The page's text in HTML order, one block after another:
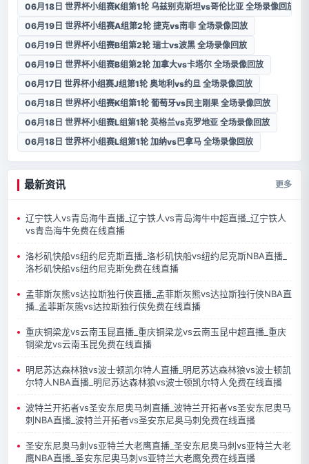
06月18日 世界杯小组赛K组第1轮 乌兹别克斯坦vs哥伦比亚 全场录像回放
06月19日 世界杯小组赛A组第2轮 捷克vs南非 全场录像回放
06月19日 世界杯小组赛B组第2轮 瑞士vs波黑 全场录像回放
06月19日 世界杯小组赛B组第2轮 加拿大vs卡塔尔 全场录像回放
06月17日 世界杯小组赛J组第1轮 奥地利vs约旦 全场录像回放
06月18日 世界杯小组赛K组第1轮 葡萄牙vs民主刚果 全场录像回放
06月18日 世界杯小组赛L组第1轮 英格兰vs克罗地亚 全场录像回放
06月18日 世界杯小组赛L组第1轮 加纳vs巴拿马 全场录像回放
最新资讯 更多
辽宁铁人vs青岛海牛直播_辽宁铁人vs青岛海牛中超直播_辽宁铁人
vs青岛海牛免费在线直播
洛杉矶快船vs纽约尼克斯直播_洛杉矶快船vs纽约尼克斯NBA直播_
洛杉矶快船vs纽约尼克斯免费在线直播
孟菲斯灰熊vs达拉斯独行侠直播_孟菲斯灰熊vs达拉斯独行侠NBA直
播_孟菲斯灰熊vs达拉斯独行侠免费在线直播
重庆铜梁龙vs云南玉昆直播_重庆铜梁龙vs云南玉昆中超直播_重庆
铜梁龙vs云南玉昆免费在线直播
明尼苏达森林狼vs波士顿凯尔特人直播_明尼苏达森林狼vs波士顿凯
尔特人NBA直播_明尼苏达森林狼vs波士顿凯尔特人免费在线直播
波特兰开拓者vs圣安东尼奥马刺直播_波特兰开拓者vs圣安东尼奥马
刺NBA直播_波特兰开拓者vs圣安东尼奥马刺免费在线直播
圣安东尼奥马刺vs亚特兰大老鹰直播_圣安东尼奥马刺vs亚特兰大老
鹰NBA直播_圣安东尼奥马刺vs亚特兰大老鹰免费在线直播